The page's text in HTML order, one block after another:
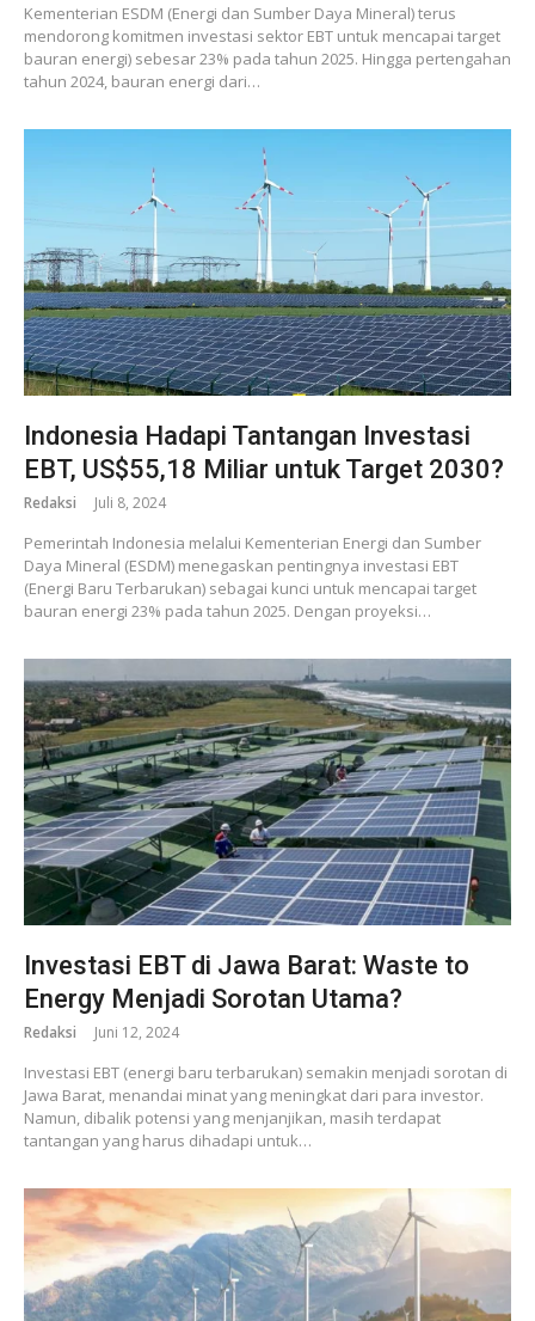
Kementerian ESDM (Energi dan Sumber Daya Mineral) terus
mendorong komitmen investasi sektor EBT untuk mencapai target
bauran energi) sebesar 23% pada tahun 2025. Hingga pertengahan
tahun 2024, bauran energi dari…
Indonesia Hadapi Tantangan Investasi
EBT, US$55,18 Miliar untuk Target 2030?
Redaksi Juli 8, 2024
Pemerintah Indonesia melalui Kementerian Energi dan Sumber
Daya Mineral (ESDM) menegaskan pentingnya investasi EBT
(Energi Baru Terbarukan) sebagai kunci untuk mencapai target
bauran energi 23% pada tahun 2025. Dengan proyeksi…
Investasi EBT di Jawa Barat: Waste to
Energy Menjadi Sorotan Utama?
Redaksi Juni 12, 2024
Investasi EBT (energi baru terbarukan) semakin menjadi sorotan di
Jawa Barat, menandai minat yang meningkat dari para investor.
Namun, dibalik potensi yang menjanjikan, masih terdapat
tantangan yang harus dihadapi untuk…